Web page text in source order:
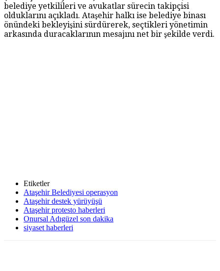
belediye yetkilileri ve avukatlar sürecin takipçisi
olduklarını açıkladı. Ataşehir halkı ise belediye binası
önündeki bekleyişini sürdürerek, seçtikleri yönetimin
arkasında duracaklarının mesajını net bir şekilde verdi.
Etiketler
Ataşehir Belediyesi operasyon
Ataşehir destek yürüyüşü
Ataşehir protesto haberleri
Onursal Adıgüzel son dakika
siyaset haberleri